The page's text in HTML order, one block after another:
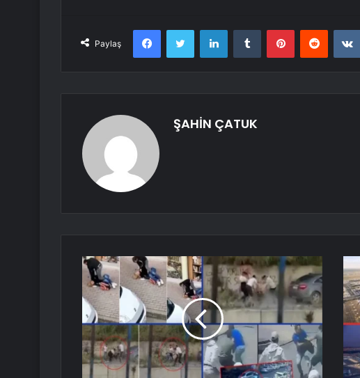
Paylaş
FacebookTwitter LinkedInTumblr PinterestReddit
ŞAHİN ÇATUK